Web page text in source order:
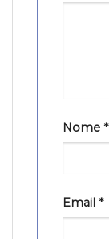
Nome *
Email *